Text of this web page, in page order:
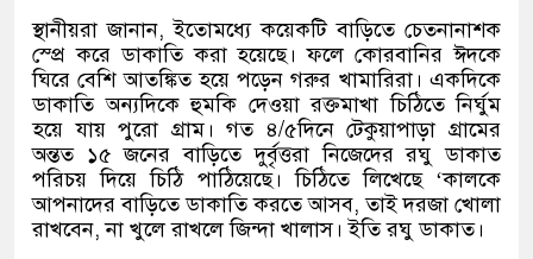
স্থানীয়রা জানান,ইতোমধ্যে কয়েকটি বাড়িতে চেতনানাশক
স্প্রে করে ডাকাতি করা হয়েছে। ফলে কোরবানির ঈদকে
ঘিরে বেশি আতঙ্কিত হয়ে পড়েন গরুর খামারিরা। একদিকে
ডাকাতি অন্যদিকে হুমকি দেওয়া রক্তমাখা চিঠিতে নির্ঘুম
হয়ে যায় পুরো গ্রাম। গত ৪/৫দিনে টেকুয়াপাড়া গ্রামের
অন্তত ১৫ জনের বাড়িতে দুর্বৃত্তরা নিজেদের রঘু ডাকাত
পরিচয় দিয়ে চিঠি পাঠিয়েছে। চিঠিতে লিখেছে‘কালকে
আপনাদের বাড়িতে ডাকাতি করতে আসব,তাই দরজা খোলা
রাখবেন,না খুলে রাখলে জিন্দা খালাস। ইতি রঘু ডাকাত।